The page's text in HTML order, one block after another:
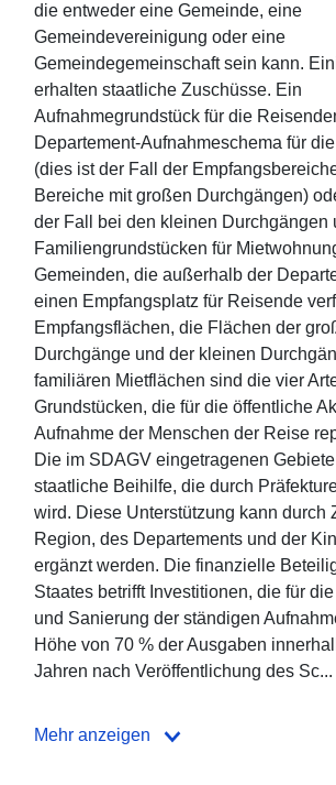
die entweder eine Gemeinde, eine
Gemeindevereinigung oder eine
Gemeindegemeinschaft sein kann.
erhalten staatliche Zuschüsse. Ein
Aufnahmegrundstück für die
Departement-Aufnahmeschema für
(dies ist der Fall der
Bereiche mit großen Durchgängen)
der Fall bei den kleinen Durchgängen
Familiengrundstücken für
Gemeinden, die außerhalb der
einen Empfangsplatz für Reisende
Empfangsflächen, die Flächen der
Durchgänge und der kleinen
familiären Mietflächen sind die vier
Grundstücken, die für die öffentliche
Aufnahme der Menschen der Reise
Die im SDAGV eingetragenen
staatliche Beihilfe, die durch
wird. Diese Unterstützung kann durch
Region, des Departements und der
ergänzt werden. Die finanzielle
Staates betrifft Investitionen, die für
und Sanierung der ständigen
Höhe von 70 % der Ausgaben
Jahren nach Veröffentlichung des Sc...
Mehr anzeigen